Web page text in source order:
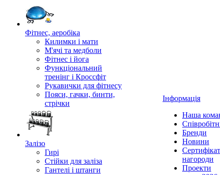
Фітнес, аеробіка
Килимки і мати
М'ячі та медболи
Фітнес і йога
Функціональний
тренінг і Кроссфіт
Рукавички для фітнесу
Пояси, гачки, бинти,
стрічки
Залізо
Гирі
Стійки для заліза
Гантелі і штанги
Інформація
Наша
Бренди
Новини
нагороди
Проекти